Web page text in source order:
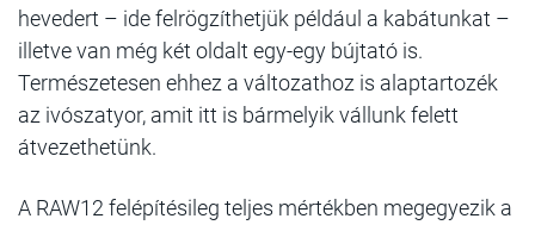
hevedert – ide felrögzíthetjük például a kabátunkat –
illetve van még két oldalt egy-egy bújtató is.
Természetesen ehhez a változathoz is alaptartozék
az ivószatyor, amit itt is bármelyik vállunk felett
átvezethetünk.
A RAW12 felépítésileg teljes mértékben megegyezik a